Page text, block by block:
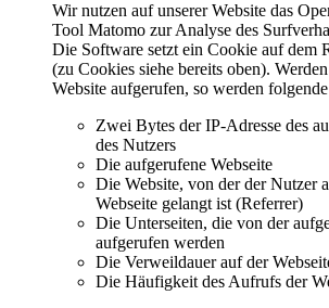
Wir nutzen auf unserer Website das
Tool Matomo zur Analyse des
Die Software setzt ein Cookie auf dem
(zu Cookies siehe bereits oben).
Website aufgerufen, so werden
Zwei Bytes der IP-Adresse des
des Nutzers
Die aufgerufene Webseite
Die Website, von der der Nutzer
Webseite gelangt ist (Referrer)
Die Unterseiten, die von der
aufgerufen werden
Die Verweildauer auf der
Die Häufigkeit des Aufrufs der